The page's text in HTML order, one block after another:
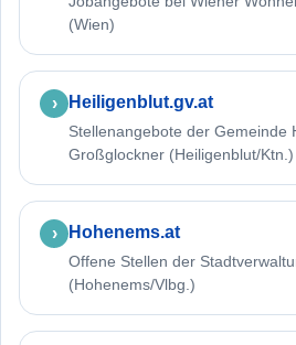
(Wien)
Heiligenblut.gv.at
Stellenangebote der Gemeinde
Großglockner (Heiligenblut/Ktn.)
Hohenems.at
Offene Stellen der
(Hohenems/Vlbg.)